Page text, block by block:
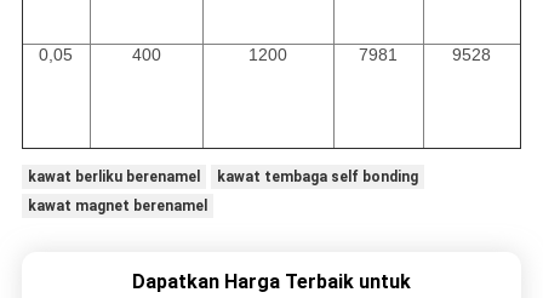
0,05 400 1200 7981 9528
kawat berliku berenamel
kawat tembaga self bonding
kawat magnet berenamel
Dapatkan Harga Terbaik untuk